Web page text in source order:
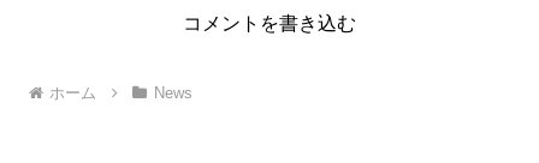
コメントを書き込む
ホーム News